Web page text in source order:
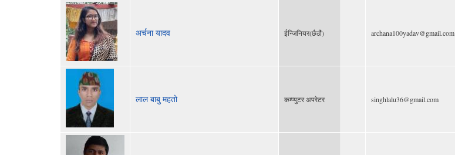
अर्चना यादव ईन्जिनियर(छैठौं) archana100yadav@gmail.com
लाल बाबु महतो कम्प्युटर अपरेटर singhlalu36@gmail.com